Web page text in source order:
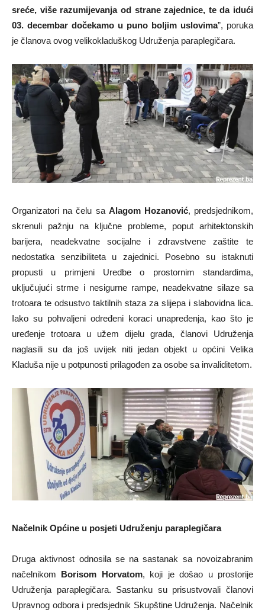
sreće, više razumijevanja od strane zajednice, te da idući
03. decembar dočekamo u puno boljim uslovima”, poruka
je članova ovog velikokladuškog Udruženja paraplegičara.
Organizatori na čelu sa Alagom Hozanović, predsjednikom,
skrenuli pažnju na ključne probleme, poput arhitektonskih
barijera, neadekvatne socijalne i zdravstvene zaštite te
nedostatka senzibiliteta u zajednici. Posebno su istaknuti
propusti u primjeni Uredbe o prostornim standardima,
uključujući strme i nesigurne rampe, neadekvatne silaze sa
trotoara te odsustvo taktilnih staza za slijepa i slabovidna lica.
Iako su pohvaljeni određeni koraci unapređenja, kao što je
uređenje trotoara u užem dijelu grada, članovi Udruženja
naglasili su da još uvijek niti jedan objekt u općini Velika
Kladuša nije u potpunosti prilagođen za osobe sa invaliditetom.
Načelnik Općine u posjeti Udruženju paraplegičara
Druga aktivnost odnosila se na sastanak sa novoizabranim
načelnikom Borisom Horvatom, koji je došao u prostorije
Udruženja paraplegičara. Sastanku su prisustvovali članovi
Upravnog odbora i predsjednik Skupštine Udruženja. Načelnik